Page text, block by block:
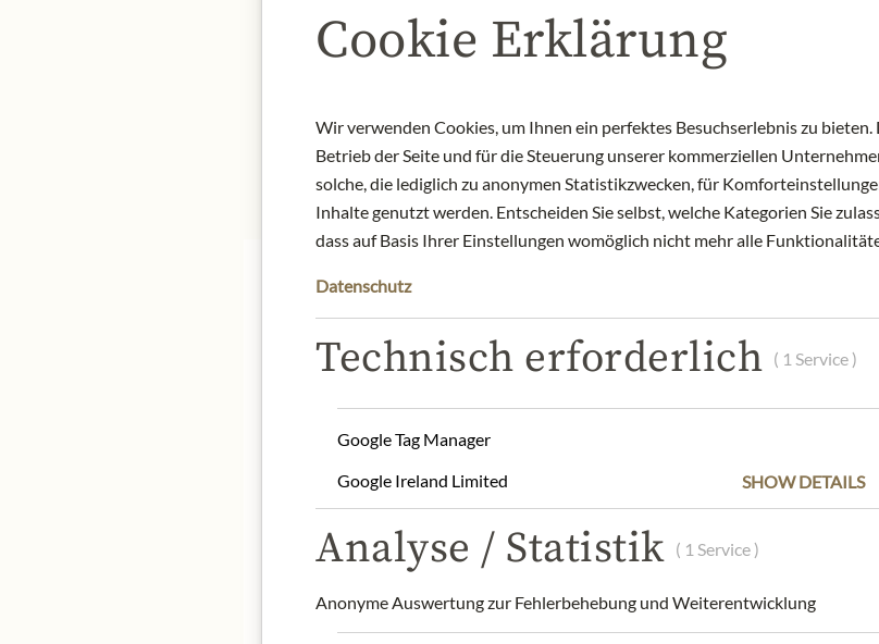
Art.Nr.:
discerning tastes of gourmet customers. In their artisanal laboratory, guided
team transforms raw materials into culinary masterpieces, producing
Product: Taggiasca olives in extra vergin olive oil - 180g
Origin: Italy
Storage: Store in a cool place. After opening keep between 0 and +4°C
Contact: Peck S.p.A. - Via Spadari 9, 20123 Milano, Italy
Cookie Erklärung
Wir verwenden Cookies, um Ihnen ein perfektes Besuchserlebnis zu bieten.
Betrieb der Seite und für die Steuerung unserer kommerziellen
solche, die lediglich zu anonymen Statistikzwecken, für
Inhalte genutzt werden. Entscheiden Sie selbst, welche Kategorien Sie
dass auf Basis Ihrer Einstellungen womöglich nicht mehr alle
Datenschutz
Technisch erforderlich ( 1 Service )
Google Tag Manager
Google Ireland Limited
SHOW DETAILS
Analyse / Statistik ( 1 Service )
Anonyme Auswertung zur Fehlerbehebung und Weiterentwicklung